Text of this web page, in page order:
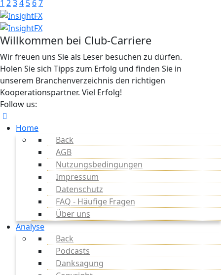
1 234 5 67
Willkommen bei Club-Carriere
Wir freuen uns Sie als Leser besuchen zu dürfen.
Holen Sie sich Tipps zum Erfolg und finden Sie in
unserem Branchenverzeichnis den richtigen
Kooperationspartner. Viel Erfolg!
Follow us:
Home
Back
AGB
Nutzungsbedingungen
Impressum
Datenschutz
FAQ - Häufige Fragen
Über uns
Analyse
Back
Podcasts
Danksagung